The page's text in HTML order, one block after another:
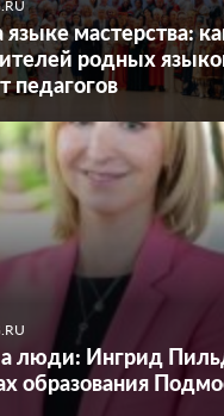
языке мастерства:
родных
педагогов
люди: Ингрид
образования